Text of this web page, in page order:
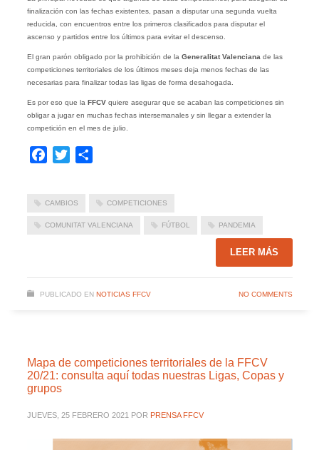
finalización con las fechas existentes, pasan a disputar una segunda vuelta
reducida, con encuentros entre los primeros clasificados para disputar el
ascenso y partidos entre los últimos para evitar el descenso.
El gran parón obligado por la prohibición de la Generalitat Valenciana de las
competiciones territoriales de los últimos meses deja menos fechas de las
necesarias para finalizar todas las ligas de forma desahogada.
Es por eso que la FFCVquiere asegurar que se acaban las competiciones sin
obligar a jugar en muchas fechas intersemanales y sin llegar a extender la
competición en el mes de julio.
Facebook
Twitter
CAMBIOS COMPETICIONES
COMUNITAT VALENCIANA FÚTBOL PANDEMIA
LEER MÁS
PUBLICADO EN NOTICIAS FFCV NO COMMENTS
Mapa de competiciones territoriales de la FFCV
20/21: consulta aquí todas nuestras Ligas, Copas y
grupos
JUEVES, 25 FEBRERO 2021 POR PRENSA FFCV